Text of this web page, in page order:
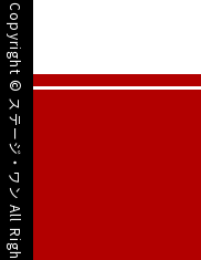
Copyright ©
ステージ・ワン